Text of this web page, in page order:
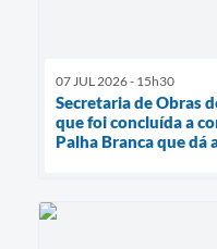
07 JUL 2026 - 15h30
Secretaria de Obras
que foi concluída a
Palha Branca que dá